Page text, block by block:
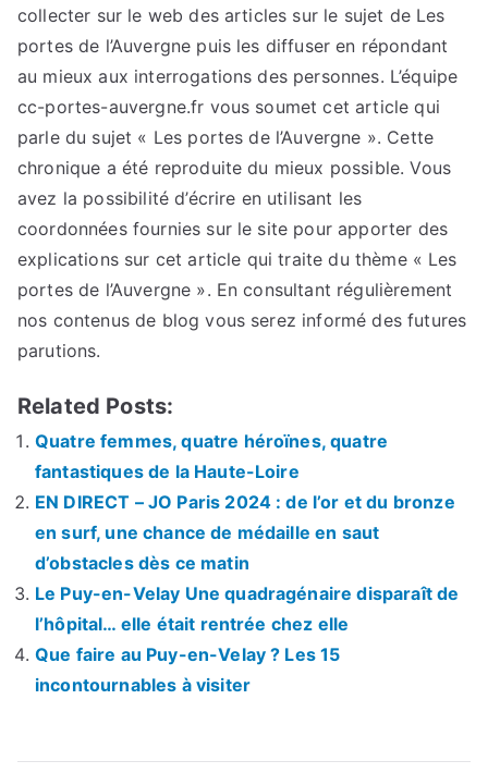
collecter sur le web des articles sur le sujet de Les
portes de l’Auvergne puis les diffuser en répondant
au mieux aux interrogations des personnes. L’équipe
cc-portes-auvergne.fr vous soumet cet article qui
parle du sujet « Les portes de l’Auvergne ». Cette
chronique a été reproduite du mieux possible. Vous
avez la possibilité d’écrire en utilisant les
coordonnées fournies sur le site pour apporter des
explications sur cet article qui traite du thème « Les
portes de l’Auvergne ». En consultant régulièrement
nos contenus de blog vous serez informé des futures
parutions.
Related Posts:
Quatre femmes, quatre héroïnes, quatre
fantastiques de la Haute-Loire
EN DIRECT – JO Paris 2024 : de l’or et du bronze
en surf, une chance de médaille en saut
d’obstacles dès ce matin
Le Puy-en-Velay Une quadragénaire disparaît de
l’hôpital… elle était rentrée chez elle
Que faire au Puy-en-Velay ? Les 15
incontournables à visiter